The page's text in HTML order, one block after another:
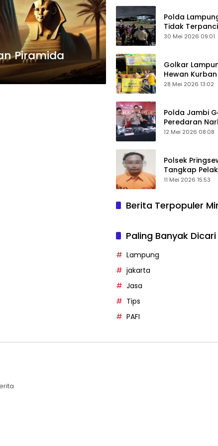
Piramida
Polda
Tidak
Pocong Palsu,
30 Mei 2026 09:01
Golkar
Hewan
1447 Hijriah
28 Mei 2026 13:02
Polda Jambi
Peredaran
Miliar, Empat
12 Mei 2026 08:08
Polsek
Tangkap
Mobil, Sempat
11 Mei 2026 15:53
Berita Terpopuler
Paling Banyak Dicari
Lampung
jakarta
Jasa
Tips
PAFI